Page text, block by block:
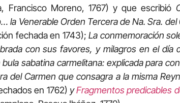
Francisco Moreno, 1767) y que escribió
la Venerable Orden Tercera de Na. Sra.
fechada en 1743); La conmemoración
con sus favores, y milagros en el día
bula sabatina carmelitana: explicada para
del Carmen que consagra a la misma
en 1762) yFragmentos predicables